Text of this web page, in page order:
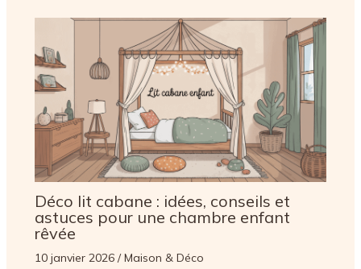
Déco lit cabane : idées, conseils et
astuces pour une chambre enfant
rêvée
10 janvier 2026 /Maison & Déco